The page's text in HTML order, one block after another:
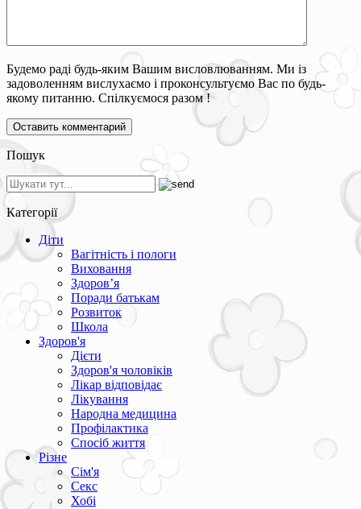
Будемо раді будь-яким Вашим висловлюванням. Ми із
задоволенням вислухаємо і проконсультуємо Вас по будь-
якому питанню. Спілкуємося разом !
Пошук
Категорії
Діти
Вагітність і пологи
Виховання
Здоров’я
Поради батькам
Розвиток
Школа
Здоров'я
Дієти
Здоров'я чоловіків
Лікар відповідає
Лікування
Народна медицина
Профілактика
Спосіб життя
Різне
Сім'я
Секс
Хобі